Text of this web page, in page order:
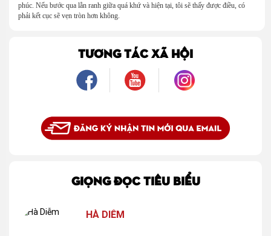
phúc. Nếu bước qua lằn ranh giữa quá khứ và hiện tại, tôi sẽ thấy được điều, có
phải kết cục sẽ vẹn tròn hơn không.
TƯƠNG TÁC XÃ HỘI
GIỌNG ĐỌC TIÊU BIỂU
HÀ DIỄM